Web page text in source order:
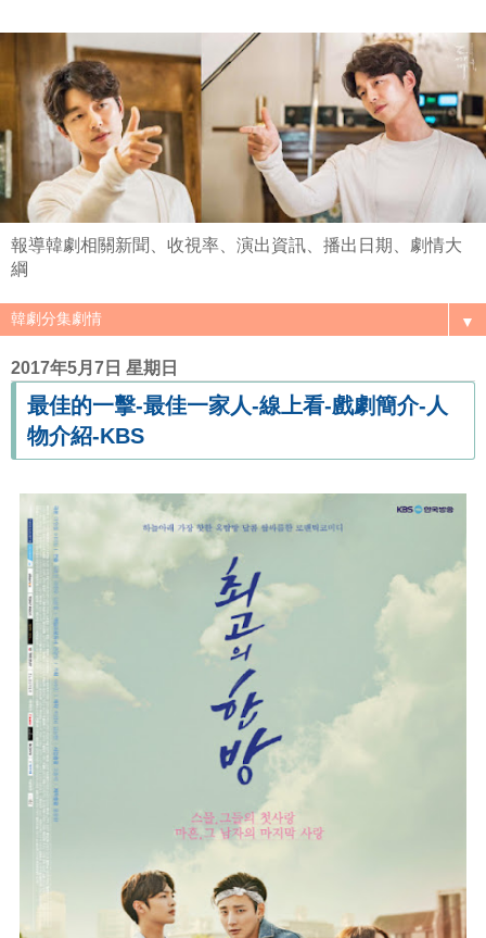
報導韓劇相關新聞、收視率、演出資訊、播出日期、劇情大
綱
▼
2017年5月7日 星期日
最佳的一擊-最佳一家人-線上看-戲劇簡介-人
物介紹-KBS